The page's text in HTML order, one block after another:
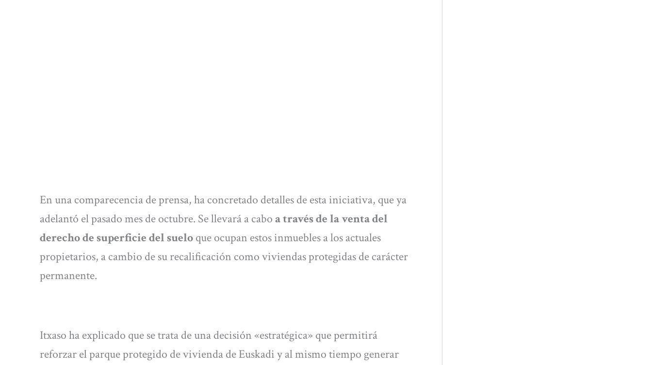
En una comparecencia de prensa, ha concretado detalles de esta iniciativa, que ya
adelantó el pasado mes de octubre. Se llevará a caboa través de la venta del
derecho de superficie del sueloque ocupan estos inmuebles a los actuales
propietarios, a cambio de su recalificación como viviendas protegidas de carácter
permanente.
Itxaso ha explicado que se trata de una decisión «estratégica» que permitirá
reforzar el parque protegido de vivienda de Euskadi y al mismo tiempo generar